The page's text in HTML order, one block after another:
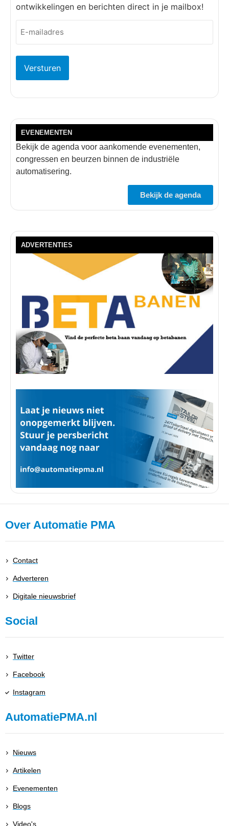
ontwikkelingen en berichten direct in je mailbox!
E-
mailadres
EVENEMENTEN
Bekijk de agenda voor aankomende evenementen,
congressen en beurzen binnen de industriële
automatisering.
Bekijk de agenda
ADVERTENTIES
Over Automatie PMA
Contact
Adverteren
Digitale nieuwsbrief
Social
Twitter
Facebook
Instagram
AutomatiePMA.nl
Nieuws
Artikelen
Evenementen
Blogs
Video's